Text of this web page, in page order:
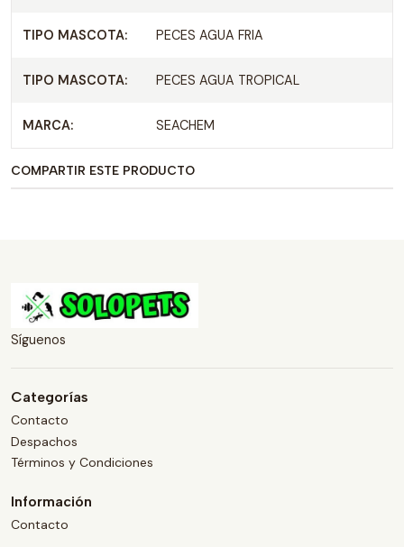
TIPO MASCOTA: PECES AGUA FRIA
TIPO MASCOTA: PECES AGUA TROPICAL
MARCA: SEACHEM
COMPARTIR ESTE PRODUCTO
Síguenos
Categorías
Contacto
Despachos
Términos y Condiciones
Información
Contacto